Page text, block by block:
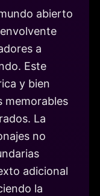
abierto
a
Este
y bien
memorables
La
no
adicional
la